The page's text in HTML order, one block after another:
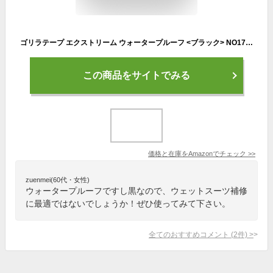
ゴリラテープ エクストリーム ウォータープルーフ <ブラック> NO1782
この商品をサイトでみる
価格と在庫をAmazonでチェック >>
zuenmei(60代・女性)
ウォータープルーフですし黒なので、ウェットスーツ補修
に最適ではないでしょうか！ぜひ使ってみて下さい。
全てのおすすめコメント (2件) >